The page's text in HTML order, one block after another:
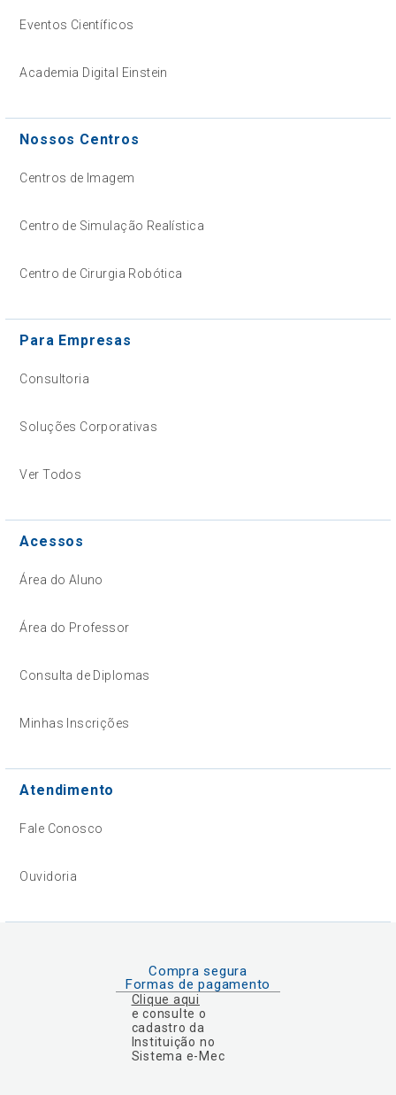
Eventos Científicos
Academia Digital Einstein
Nossos Centros
Centros de Imagem
Centro de Simulação Realística
Centro de Cirurgia Robótica
Para Empresas
Consultoria
Soluções Corporativas
Ver Todos
Acessos
Área do Aluno
Área do Professor
Consulta de Diplomas
Minhas Inscrições
Atendimento
Fale Conosco
Ouvidoria
Compra segura
Formas de pagamento
Clique aqui
e consulte o
cadastro da
Instituição no
Sistema e-Mec